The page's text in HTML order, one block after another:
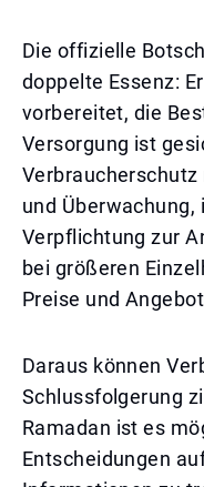
Die offizielle
doppelte Essenz:
vorbereitet, die
Versorgung ist
und Überwachung,
Verpflichtung zur
bei größeren
Preise und
Daraus können
Schlussfolgerung
Ramadan ist es
Entscheidungen